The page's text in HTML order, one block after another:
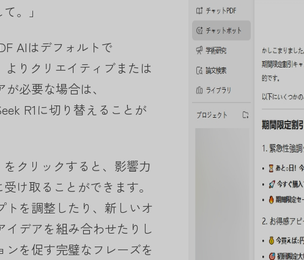
。」
AIはデフォルトで
りクリエイティブまたは
必要な場合は、
R1に切り替えることが
クリックすると、影響力
け取ることができます。
を調整したり、新しいオ
イデアを組み合わせたりし
を促す完璧なフレーズを